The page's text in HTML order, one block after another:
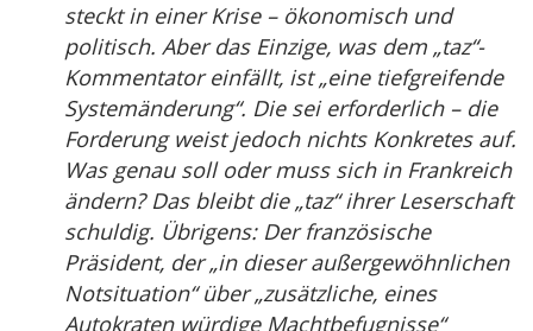
steckt in einer Krise – ökonomisch und
politisch. Aber das Einzige, was dem „taz“-
Kommentator einfällt, ist „eine tiefgreifende
Systemänderung“. Die sei erforderlich – die
Forderung weist jedoch nichts Konkretes auf.
Was genau soll oder muss sich in Frankreich
ändern? Das bleibt die „taz“ ihrer Leserschaft
schuldig. Übrigens: Der französische
Präsident, der „in dieser außergewöhnlichen
Notsituation“ über „zusätzliche, eines
Autokraten würdige Machtbefugnisse“